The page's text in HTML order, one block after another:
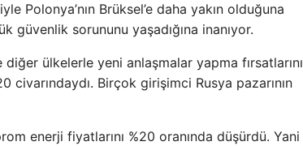
Polonya’nın Brüksel’e daha yakın olduğuna
güvenlik sorununu yaşadığına inanıyor.
ülkelerle yeni anlaşmalar yapma fırsatlarını
civarındaydı. Birçok girişimci Rusya pazarının
enerji fiyatlarını %20 oranında düşürdü. Yani